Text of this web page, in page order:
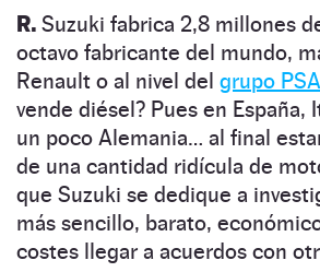
R. Suzuki fabrica 2,8 millones
octavo fabricante del mundo,
Renault o al nivel del grupo
vende diésel? Pues en España,
un poco Alemania… al final
de una cantidad ridícula de
que Suzuki se dedique a
más sencillo, barato,
costes llegar a acuerdos con